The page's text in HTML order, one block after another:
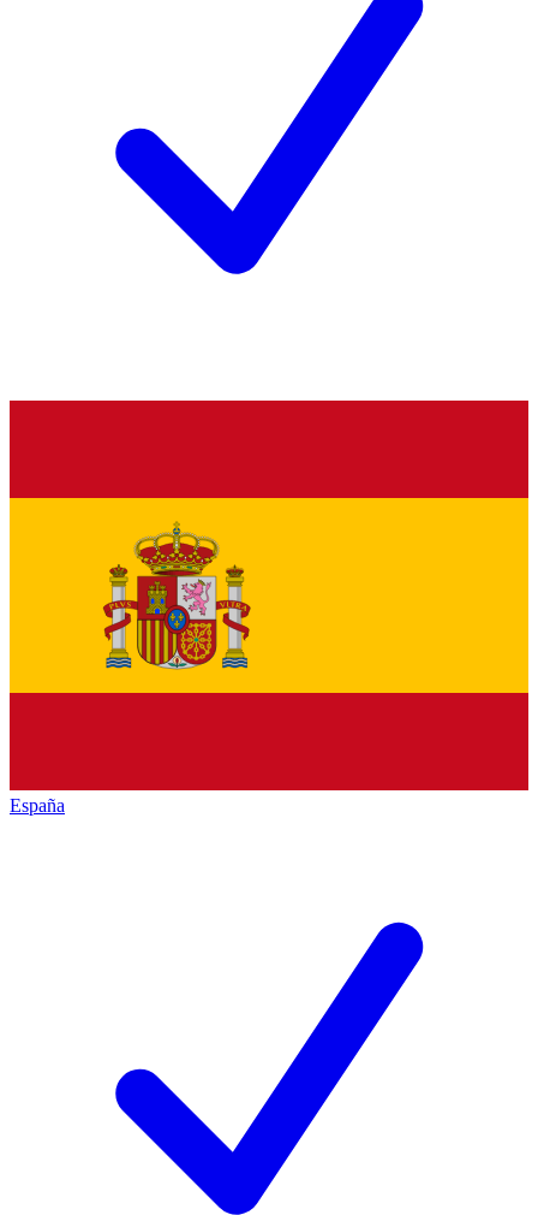
España